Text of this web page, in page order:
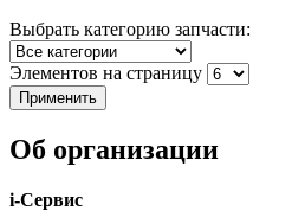
Выбрать категорию запчасти:
Элементов на страницу
Об организации
i-Сервис